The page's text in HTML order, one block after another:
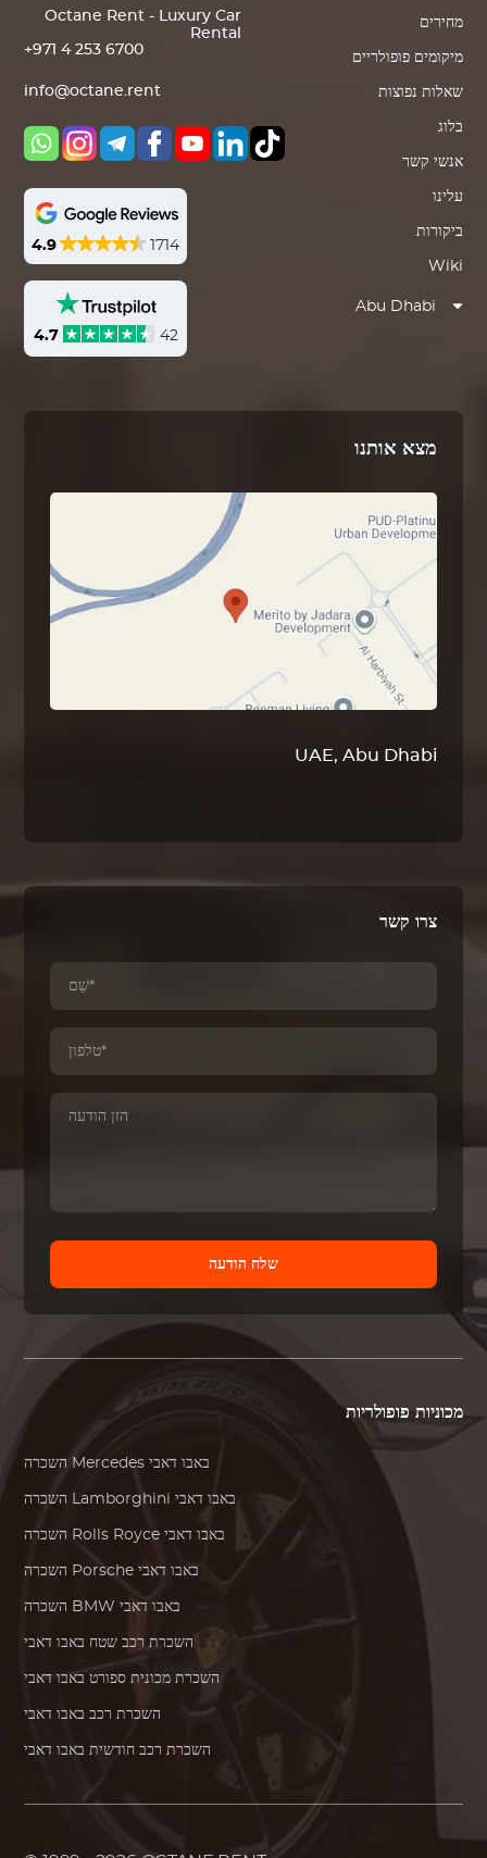
Octane Rent - Luxury Car
Rental
+971 4 253 6700
info@octane.rent
4.9 1714
4.7 42
מחירים
מיקומים פופולריים
שאלות נפוצות
בלוג
אנשי קשר
עלינו
ביקורות
Wiki
Abu Dhabi
מצא אותנו
UAE, Abu Dhabi
צרו קשר
שלח הודעה
מכוניות פופולריות
Mercedes באבו דאבי
Lamborghini באבו דאבי
Rolls Royce באבו דאבי
Porsche באבו דאבי
BMW באבו דאבי
השכרת רכב שטח באבו דאבי
השכרת מכונית ספורט באבו דאבי
השכרת רכב באבו דאבי
השכרת רכב חודשית באבו דאבי